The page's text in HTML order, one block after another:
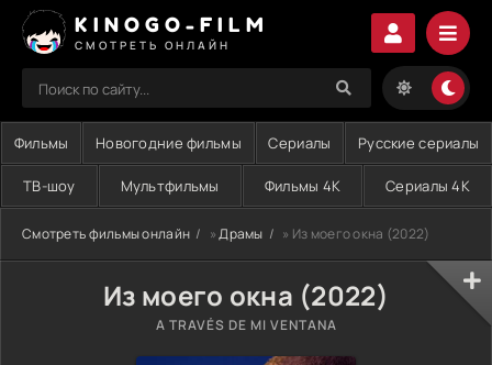
KINOGO-FILM
СМОТРЕТЬ ОНЛАЙН
Фильмы Новогодние фильмы Сериалы Русские сериалы
ТВ-шоу Мультфильмы Фильмы 4K Сериалы 4K
Смотреть фильмы онлайн »Драмы » Из моего окна (2022)
Из моего окна (2022)
A TRAVÉS DE MI VENTANA